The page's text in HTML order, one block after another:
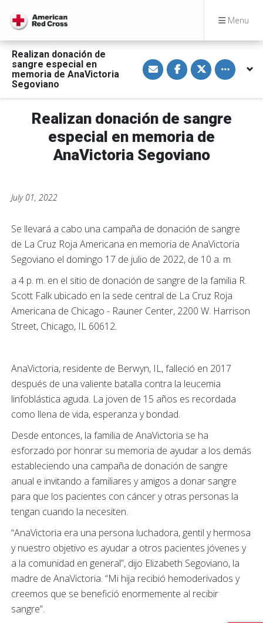
Menu
Realizan donación de
sangre especial en
memoria de AnaVictoria
Segoviano
S
h
a
a
E
m
a
i
l
S
h
a
F
a
c
e
b
o
S
h
a
T
w
i
t
t
e
Toggle
Realizan donación de sangre
especial en memoria de
AnaVictoria Segoviano
July 01, 2022
Se llevará a cabo una campaña de donación de sangre
de La Cruz Roja Americana en memoria de AnaVictoria
Segoviano el domingo 17 de julio de 2022, de 10 a. m.
a 4 p. m. en el sitio de donación de sangre de la familia R.
Scott Falk ubicado en la sede central de La Cruz Roja
Americana de Chicago - Rauner Center, 2200 W. Harrison
Street, Chicago, IL 60612.
AnaVictoria, residente de Berwyn, IL, falleció en 2017
después de una valiente batalla contra la leucemia
linfoblástica aguda. La joven de 15 años es recordada
como llena de vida, esperanza y bondad.
Desde entonces, la familia de AnaVictoria se ha
esforzado por honrar su memoria de ayudar a los demás
estableciendo una campaña de donación de sangre
anual e invitando a familiares y amigos a donar sangre
para que los pacientes con cáncer y otras personas la
tengan cuando la necesiten.
“AnaVictoria era una persona luchadora, gentil y hermosa
y nuestro objetivo es ayudar a otros pacientes jóvenes y
a la comunidad en general”, dijo Elizabeth Segoviano, la
madre de AnaVictoria. “Mi hija recibió hemoderivados y
creemos que se benefició enormemente al recibir
sangre”.